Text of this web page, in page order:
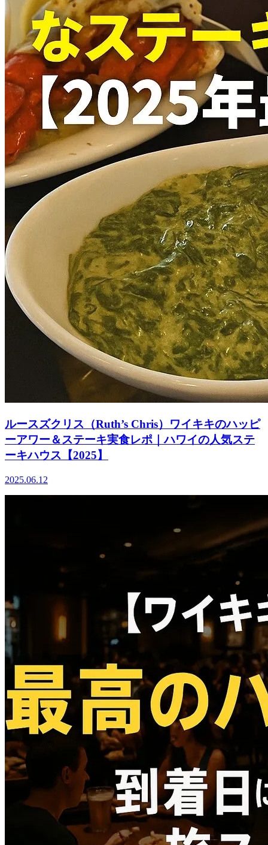
ルースズクリス（Ruth’s Chris）ワイキキのハッピ
ーアワー＆ステーキ実食レポ｜ハワイの人気ステ
ーキハウス【2025】
2025.06.12